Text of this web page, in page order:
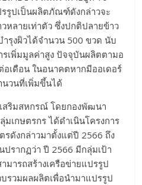
รูปเป็นผลิตภัณฑ์ดังกล่าวจะ
หลายเท่าตัว ซึ่งปกติปลายข้าว
รุงผิวได้จำนวน 500 ขวด นับ
เพิ่มมูลค่าสูง ปัจจุบันผลิตตามอ
อเดือน ในอนาคตหากมีออเดอร์
นวนที่เพิ่มขึ้นได้
สริมสหกรณ์ โดยกองพัฒนา
เกษตรกร ได้ดำเนินโครงการ
รดังกล่าวมาตั้งแต่ปี 2566 ถึง
ปรากฏว่า ปี 2566 มีกลุ่มเป้า
ารถสร้างเครือข่ายแปรรูป
รวมผลผลิตเพื่อนำมาแปรรูป